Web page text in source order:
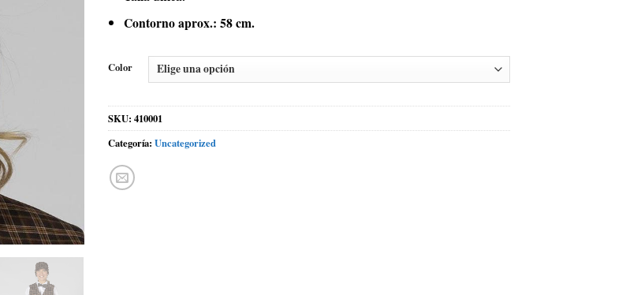
Contorno aprox.: 58 cm.
Color
SKU: 410001
Categoría: Uncategorized